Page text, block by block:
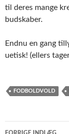
til deres mange
budskaber.
Endnu en gang
uetisk! (ellers
FODBOLDVOLD